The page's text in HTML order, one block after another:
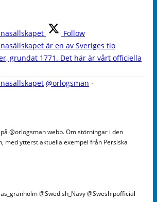
Follow
är en av Sveriges tio
grundat 1771. Det här är vårt officiella
@orlogsman ·
@orlogsman webb. Om störningar i den
med ytterst aktuella exempel från Persiska
@Swedish_Navy @Sweshipofficial